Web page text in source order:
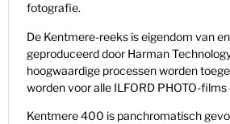
fotografie.
De Kentmere-reeks is eigendom van
geproduceerd door Harman
hoogwaardige processen worden
worden voor alle ILFORD PHOTO-films
Kentmere 400 is panchromatisch